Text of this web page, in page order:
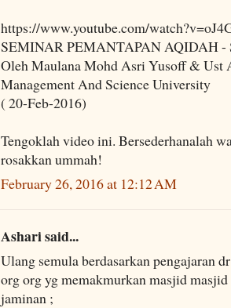
https://www.youtube.com/
SEMINAR PEMANTAPAN AQIDAH -
Oleh Maulana Mohd Asri Yusoff & Ust
Management And Science University
( 20-Feb-2016)
Tengoklah video ini. Bersederhanalah
rosakkan ummah!
February 26, 2016 at 12:12 AM
Ashari said...
Ulang semula berdasarkan pengajaran
org org yg memakmurkan masjid
jaminan ;